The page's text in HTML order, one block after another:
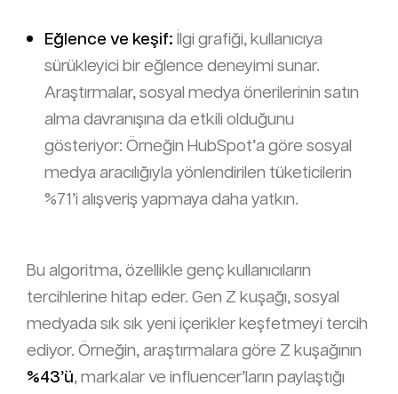
Eğlence ve keşif: İlgi grafiği, kullanıcıya
sürükleyici bir eğlence deneyimi sunar.
Araştırmalar, sosyal medya önerilerinin satın
alma davranışına da etkili olduğunu
gösteriyor: Örneğin HubSpot’a göre sosyal
medya aracılığıyla yönlendirilen tüketicilerin
%71’i alışveriş yapmaya daha yatkın.
Bu algoritma, özellikle genç kullanıcıların
tercihlerine hitap eder. Gen Z kuşağı, sosyal
medyada sık sık yeni içerikler keşfetmeyi tercih
ediyor. Örneğin, araştırmalara göre Z kuşağının
%43’ü, markalar ve influencer’ların paylaştığı